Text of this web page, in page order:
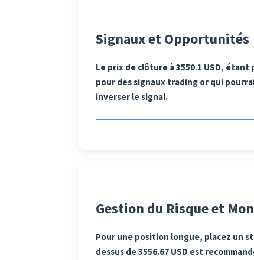
Signaux et Opportunités
Le prix de clôture à 3550.1 USD,
pour des signaux trading or qui
inverser le signal.
Gestion du Risque et
Pour une position longue, placez un
dessus de 3556.67 USD est